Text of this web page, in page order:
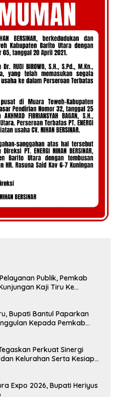
Publik, Pemkab
Kaji Tiru Ke
Bupati Bantul Paparkan
Kepada Pemkab
Perkuat Sinergi
Kelurahan Serta Kesiapan
Expo 2026, Bupati Heriyus